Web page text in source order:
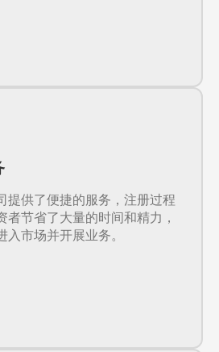
提供了便捷的服务，注册过程
者节省了大量的时间和精力，
市场并开展业务。